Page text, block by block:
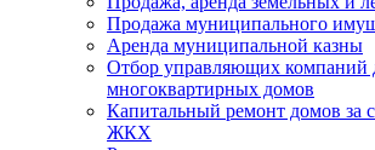
Продажа муниципального
Аренда муниципальной казны
Отбор управляющих компаний
многоквартирных домов
Капитальный ремонт домов за
ЖКХ